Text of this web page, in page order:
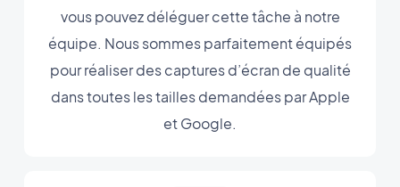
vous pouvez déléguer cette tâche à notre
équipe. Nous sommes parfaitement équipés
pour réaliser des captures d’écran de qualité
dans toutes les tailles demandées par Apple
et Google.